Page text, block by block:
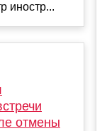
иностр...
отмены